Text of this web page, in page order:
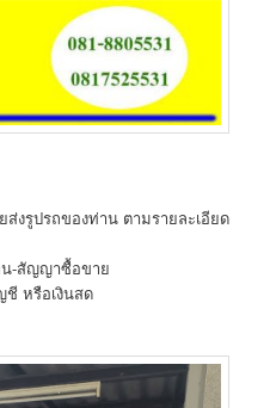
ส่งรูปรถของท่าน ตามรายละเอียด
น-สัญญาซื้อขาย
ชี หรือเงินสด